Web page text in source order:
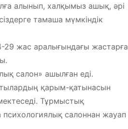
алынып, халқымыз ашық, әрі
тамаша мүмкіндік
29 жас аралығындағы жастарға
салон» ашылған еді.
қарым-қатынасын
Тұрмыстық
психологиялық салоннан жауап